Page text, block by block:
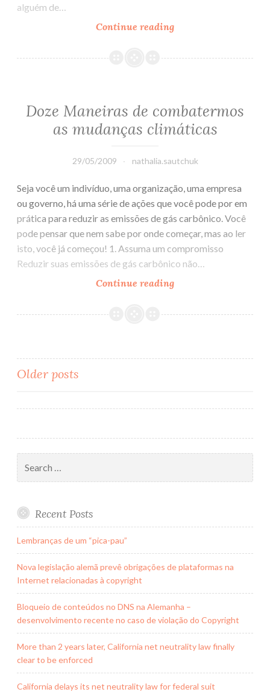
alguém de…
Continue reading
Mundial
Doze Maneiras de combatermos
as mudanças climáticas
29/05/2009 nathalia.sautchuk
Seja você um indivíduo, uma organização, uma empresa
ou governo, há uma série de ações que você pode por em
prática para reduzir as emissões de gás carbônico. Você
pode pensar que nem sabe por onde começar, mas ao ler
isto, você já começou! 1. Assuma um compromisso
Reduzir suas emissões de gás carbônico não…
Continue reading
de
mudanças
Older posts
for:
Recent Posts
Lembranças de um “pica-pau”
Nova legislação alemã prevê obrigações de plataformas na
Internet relacionadas à copyright
Bloqueio de conteúdos no DNS na Alemanha –
desenvolvimento recente no caso de violação do Copyright
More than 2 years later, California net neutrality law finally
clear to be enforced
California delays its net neutrality law for federal suit